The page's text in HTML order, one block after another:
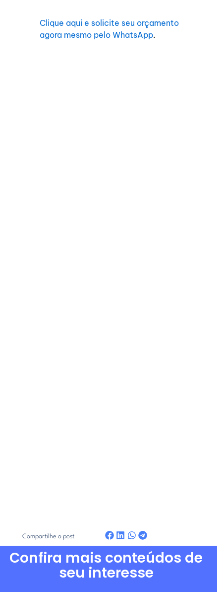
Clique aqui e solicite seu orçamento
agora mesmo pelo WhatsApp.
Compartilhe o post
Confira mais conteúdos de
seu interesse